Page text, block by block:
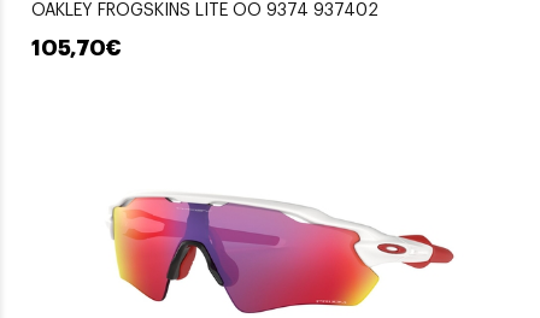
OAKLEY FROGSKINS LITE OO 9374 937402
105,70€